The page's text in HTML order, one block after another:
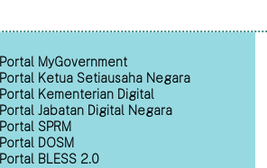
Portal MyGovernment
Portal Ketua Setiausaha Negara
Portal Kementerian Digital
Portal Jabatan Digital Negara
Portal SPRM
Portal DOSM
Portal BLESS 2.0